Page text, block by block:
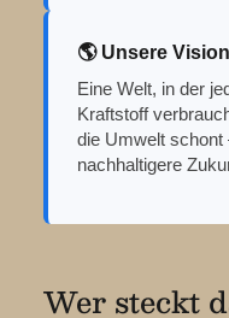
🌎 Unsere Vision
Eine Welt, in der
Kraftstoff
die Umwelt schont
nachhaltigere
Wer steckt